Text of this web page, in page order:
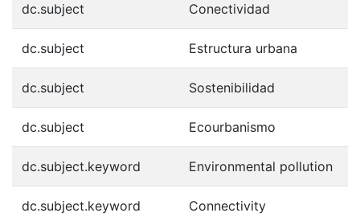
dc.subject Conectividad
dc.subject Estructura urbana
dc.subject Sostenibilidad
dc.subject Ecourbanismo
dc.subject.keyword Environmental pollution
dc.subject.keyword Connectivity